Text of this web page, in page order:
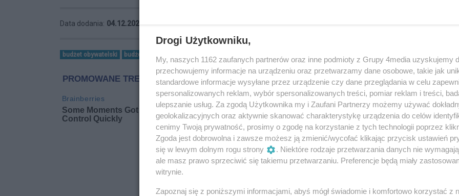
Data dodania: 04.12.2023 12:39
budżet obywatelski budżet obywatelski 2024
Drogi Użytkowniku,
My, naszych 1162 zaufanych partnerów oraz inne podmioty z Grupy 4media uzyskujemy
przechowujemy informacje na urządzeniu oraz przetwarzamy dane osobowe, takie jak
standardowe informacje wysyłane przez urządzenie czy dane przeglądania w celu
spersonalizowanych reklam, wybór spersonalizowanych treści, pomiar reklam i treści,
ulepszanie usług. Za zgodą Użytkownika my i Zaufani Partnerzy możemy używać
geolokalizacyjnych oraz aktywnie skanować charakterystykę urządzenia do celów
cenimy Twoją prywatność, prosimy o zgodę na korzystanie z tych technologii poprzez
Zgoda jest dobrowolna i zawsze możesz ją zmienić/wycofać klikając przycisk ustawień
się w lewym dolnym rogu strony
. Niektóre rodzaje przetwarzania danych nie
ale masz prawo sprzeciwić się takiemu przetwarzaniu. Preferencje będą miały
witrynie.
Zapoznaj się z poniższymi informacjami, abyś mógł świadomie i komfortowo korzystać z